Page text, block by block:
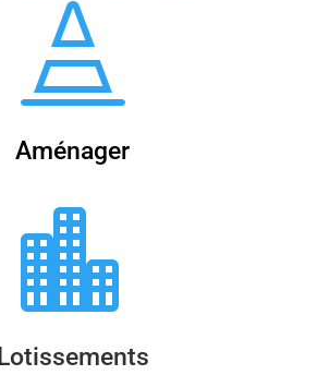

Aménager

Lotissements